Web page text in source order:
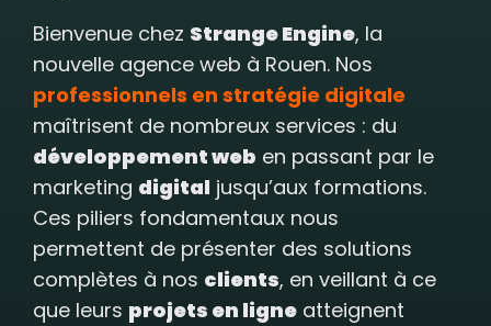
Bienvenue chez Strange Engine, la
nouvelle agence web à Rouen. Nos
professionnels en stratégie digitale
maîtrisent de nombreux services : du
développement web en passant par le
marketing digital jusqu’aux formations.
Ces piliers fondamentaux nous
permettent de présenter des solutions
complètes à nos clients, en veillant à ce
que leurs projets en ligne atteignent